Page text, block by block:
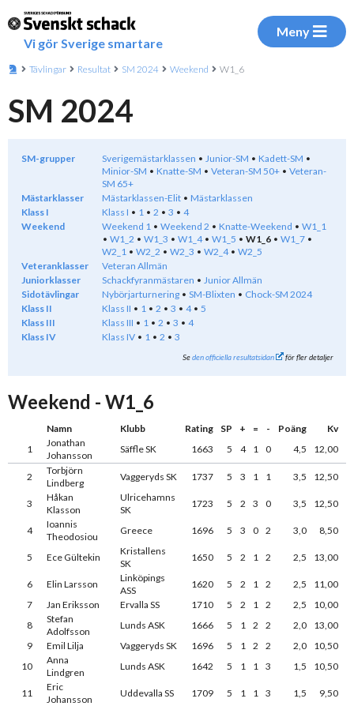
Vi gör Sverige smartare
Meny
Tävlingar Resultat SM 2024 Weekend W1_6
SM 2024
SM-grupper Sverigemästarklassen Junior-SM
Kadett-SM
Minior-SM
Knatte-SM Veteran-SM 50+
Veteran-
SM 65+
Mästarklasser
Mästarklassen-Elit
Mästarklassen
Klass I
Klass I 1 2 3
4
Weekend
Weekend 1 Weekend 2 Knatte-Weekend
W1_1
W1_2
W1_3 W1_4 W1_5 W1_6
W1_7
W2_1
W2_2 W2_3 W2_4
W2_5
Veteranklasser
Veteran Allmän
Juniorklasser
Schackfyranmästaren
Junior Allmän
Sidotävlingar
Nybörjarturnering SM-Blixten
Chock-SM 2024
Klass II
Klass II 1 2 3 4
5
Klass III
Klass III 1 2 3
4
Klass IV
Klass IV 1 2 3
Seden officiella resultatsidan för fler detaljer
Weekend - W1_6
Namn Klubb Rating SP + = - Poäng
Kv
1
Jonathan
Johansson
Säffle SK 1663 5 4 1 0 4,5 12,00
2
Torbjörn
Lindberg
Vaggeryds SK 1737 5 3 1 1 3,5 12,50
3
Håkan
Klasson
Ulricehamns
SK
1723 5 2 3 0 3,5 12,50
4
Ioannis
Theodosiou
Greece 1696 5 3 0 2 3,0 8,50
5 Ece Gültekin
Kristallens
SK
1650 5 2 1 2 2,5 13,00
6 Elin Larsson
Linköpings
ASS
1620 5 2 1 2 2,5
11,00
7
Jan Eriksson Ervalla SS 1710 5 2 1 2 2,5
10,00
8
Stefan
Adolfsson
Lunds ASK 1666 5 1 2 2 2,0
13,00
9
Emil Lilja Vaggeryds SK 1696 5 1 2 2 2,0
10,50
10
Anna
Lindgren
Lunds ASK 1642 5 1 1 3 1,5 10,50
11
Eric
Johansson
Uddevalla SS 1709 5 1 1 3 1,5 9,50